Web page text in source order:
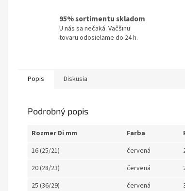
95% sortimentu skladom
U nás sa nečaká. Väčšinu
tovaru odosielame do 24 h.
Popis Diskusia
Podrobný popis
Rozmer Di mm Farba
16 (25/21)
červená
20 (28/23)
červená
25 (36/29)
červená